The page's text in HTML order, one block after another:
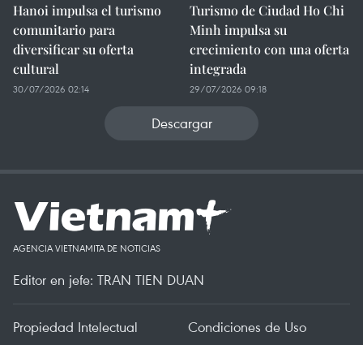
Hanoi impulsa el turismo
comunitario para
diversificar su oferta
cultural
30/07/2026 02:14
Turismo de Ciudad Ho Chi
Minh impulsa su
crecimiento con una oferta
integrada
29/07/2026 09:18
Descargar
AGENCIA VIETNAMITA DE NOTICIAS
Editor en jefe: TRAN TIEN DUAN
Propiedad Intelectual Condiciones de Uso